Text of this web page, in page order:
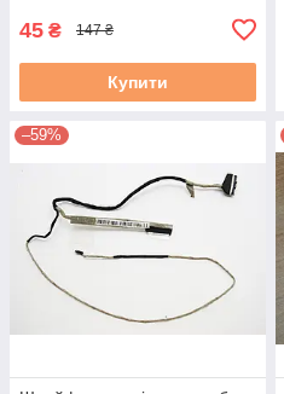
45 ₴ 147 ₴
Купити
–59%